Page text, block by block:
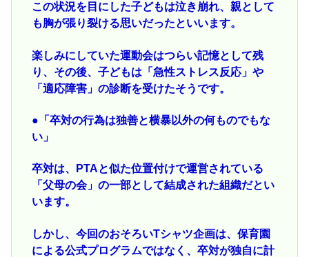
この状況を目にした子どもは泣き崩れ、親として
も胸が張り裂ける思いだったといいます。
楽しみにしていた運動会はつらい記憶として残
り、その後、子どもは「急性ストレス反応」や
「適応障害」の診断を受けたそうです。
●「卒対の行為は独善と横暴以外の何ものでもな
い」
卒対は、PTAと似た位置付けで運営されている
「父母の会」の一部として結成された組織だとい
います。
しかし、今回のおそろいTシャツ企画は、保育園
による公式プログラムではなく、卒対が独自に計